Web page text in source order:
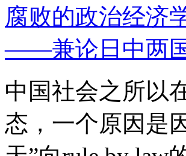
腐败的政治经济
——兼论日中两
中国社会之所以
态，一个原因是